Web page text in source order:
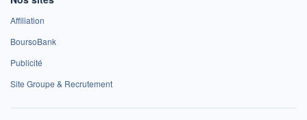
Affiliation
BoursoBank
Publicité
Site Groupe & Recrutement